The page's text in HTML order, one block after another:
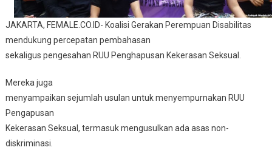
JAKARTA, FEMALE.CO.ID- Koalisi Gerakan Perempuan Disabilitas
mendukung percepatan pembahasan
sekaligus pengesahan RUU Penghapusan Kekerasan Seksual.
Mereka juga
menyampaikan sejumlah usulan untuk menyempurnakan RUU
Pengapusan
Kekerasan Seksual, termasuk mengusulkan ada asas non-
diskriminasi.